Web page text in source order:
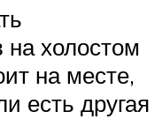
холостом
на месте,
есть другая